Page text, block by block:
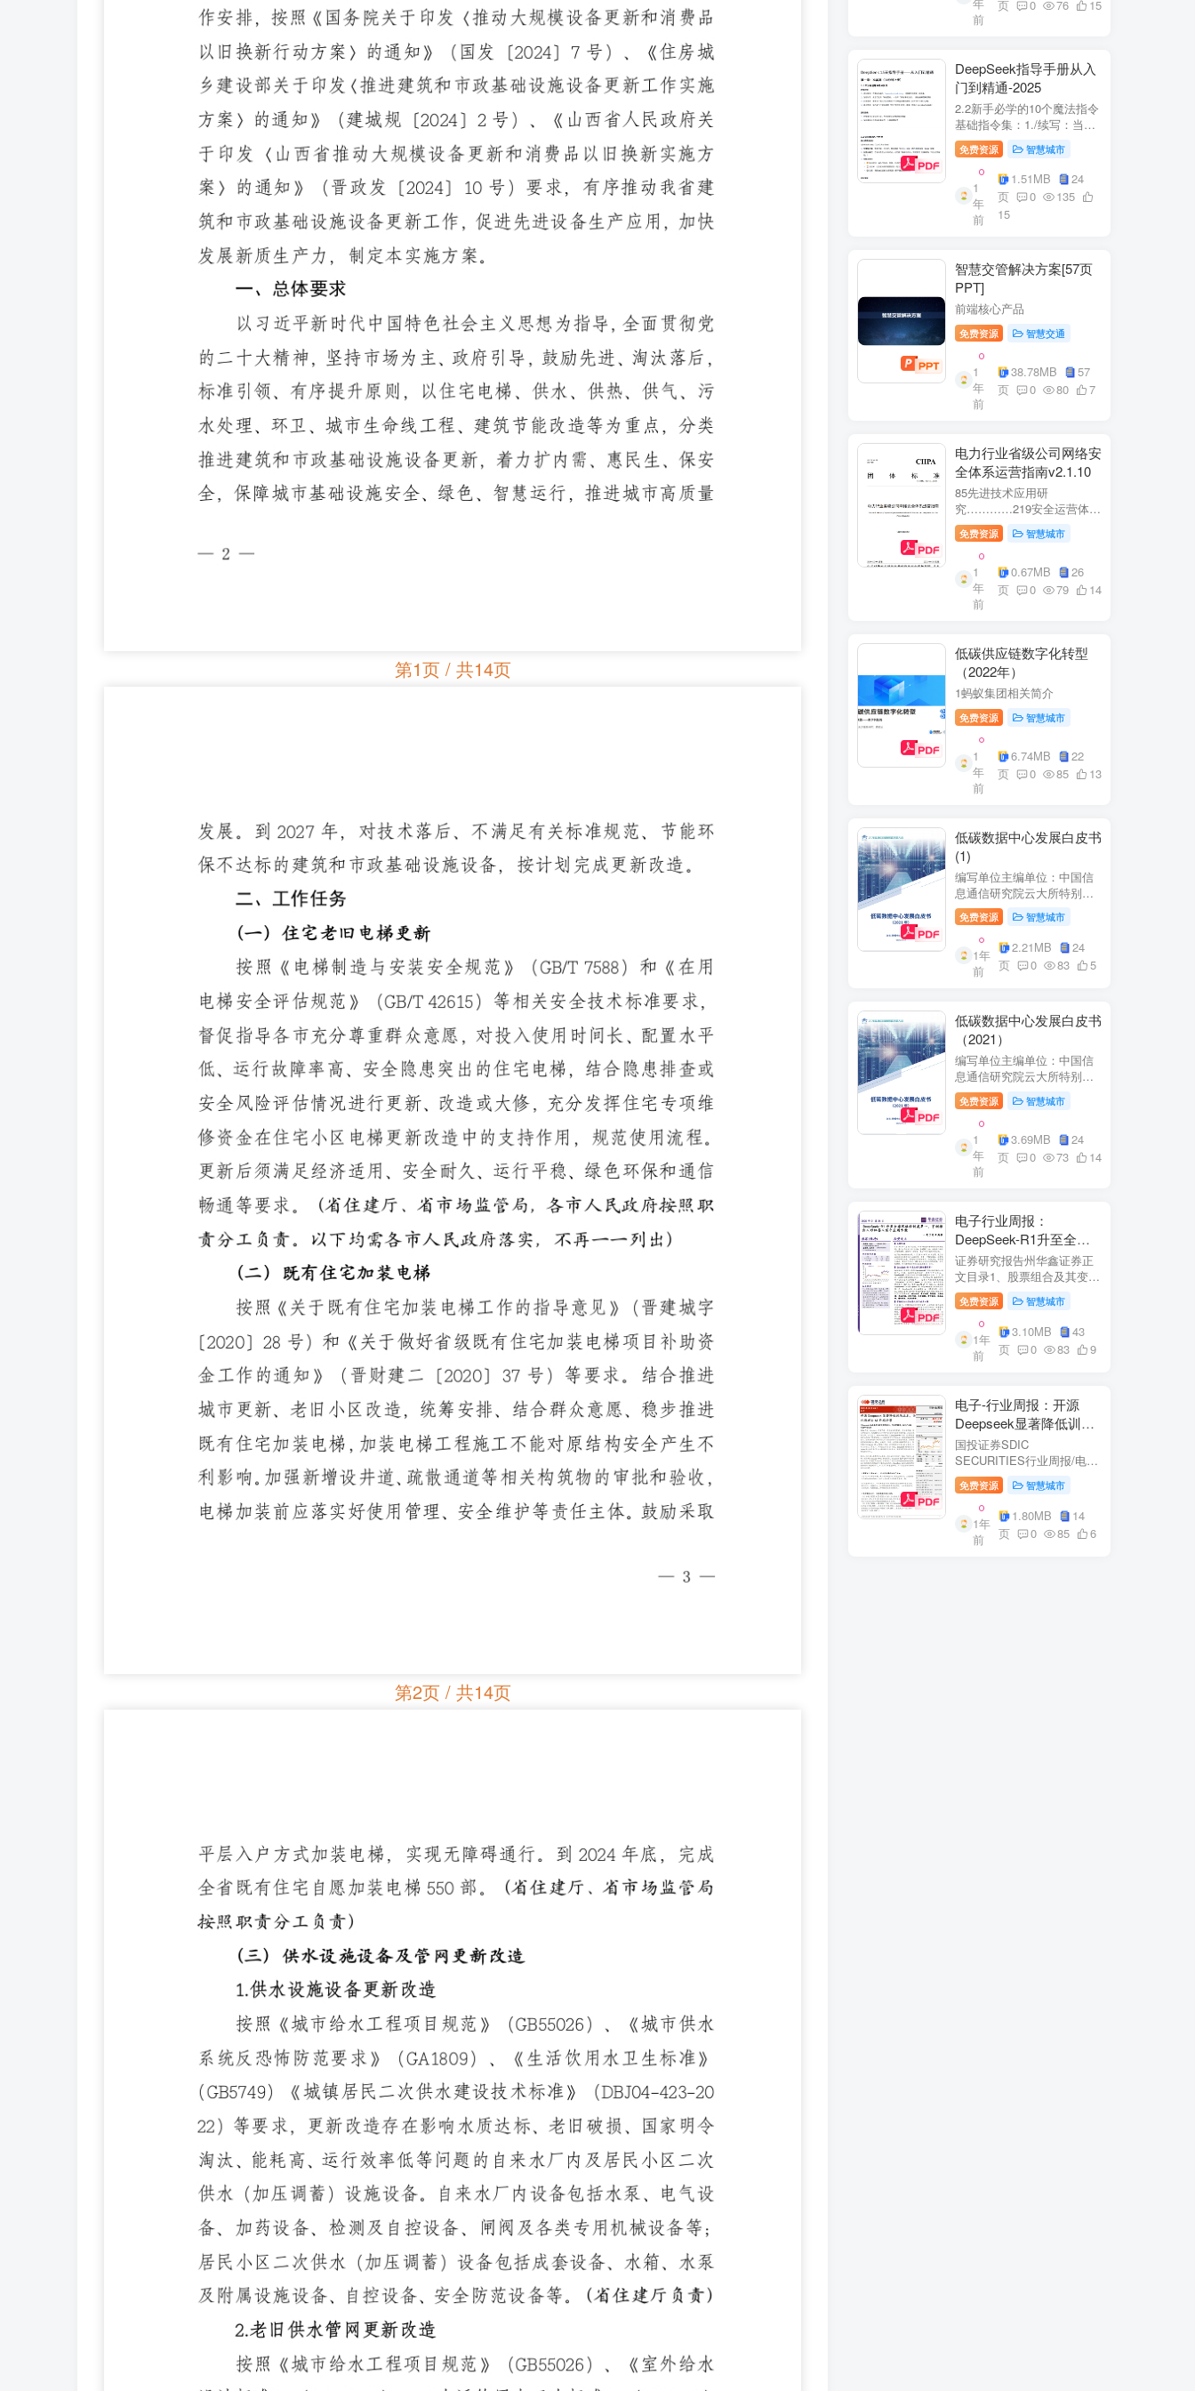
第1页 / 共14页
第2页 / 共14页
+医疗企业案例分析5中国互
联网+医疗...
年
前
页 0 76 15
DeepSeek指导手册从入
门到精通-2025
2.2新手必学的10个魔法指令
基础指令集：1./续写：当回
答中断时自动继续生成2./简
化：将复杂内容转换成大白
话3./示例：要求展示实际案
例（特别是写代码时）4./步
骤：让AI分步骤指导操作流
程5./检...
免费资源 智慧城市
1
年
前
1.51MB
24
页
0
135
15
智慧交管解决方案[57页
PPT]
前端核心产品
免费资源 智慧交通
1
年
前
38.78MB
57
页
0 80 7
电力行业省级公司网络安
全体系运营指南v2.1.10
85先进技术应用研
究…………219安全运营体
系……2291网络安全运
营..2292业务安全运
营.......249.3网络与业务安全
联动.·26
免费资源 智慧城市
1
年
前
0.67MB
26
页
0 79 14
低碳供应链数字化转型
（2022年）
1蚂蚁集团相关简介
免费资源 智慧城市
1
年
前
6.74MB
22
页
0 85 13
低碳数据中心发展白皮书
(1)
编写单位主编单位：中国信
息通信研究院云大所特别鸣
谢：百度、阿里巴巴、腾
讯、中金数据、秦淮数据、
万国数据、河北省凤凰谷零
碳发展研究院、绿色和平等
单位的大力支持。
免费资源 智慧城市
1年
前
2.21MB
24
页
0 83 5
低碳数据中心发展白皮书
（2021）
编写单位主编单位：中国信
息通信研究院云大所特别鸣
谢：百度、阿里巴巴、腾
讯、中金数据、秦准数据、
万国数据、河北省凤凰谷零
碳发展研究院、绿色和平等
单位的大力支持。
免费资源 智慧城市
1
年
前
3.69MB
24
页
0 73 14
电子行业周报：
DeepSeek-R1升至全球
风格控制类第一，宇树推
出人形机器人首个应用方
案
证券研究报告州华鑫证券正
文目录1、股票组合及其变
化.51.1、本周重点推荐及推
荐组...51.2、海外龙头一
览。62、周度行情分析及展
望.…82.1、周涨幅排行…
2.2、行业重点公司估值水平
免费资源 智慧城市
1年
前
3.10MB
43
页
0 83 9
电子-行业周报：开源
Deepseek显著降低训练
成本，关注推理与AI终端
进展
国投证券SDIC
SECURITIES行业周报/电于
目内容目录1.本周新闻一
览.42.行业数据跟踪.…62.1.
半导体：半导体行业：两大
收购事件来袭...62.2.SiC:8家
碳化硅相关企业完成融
免费资源 智慧城市
1年
前
1.80MB
14
页
0 85 6